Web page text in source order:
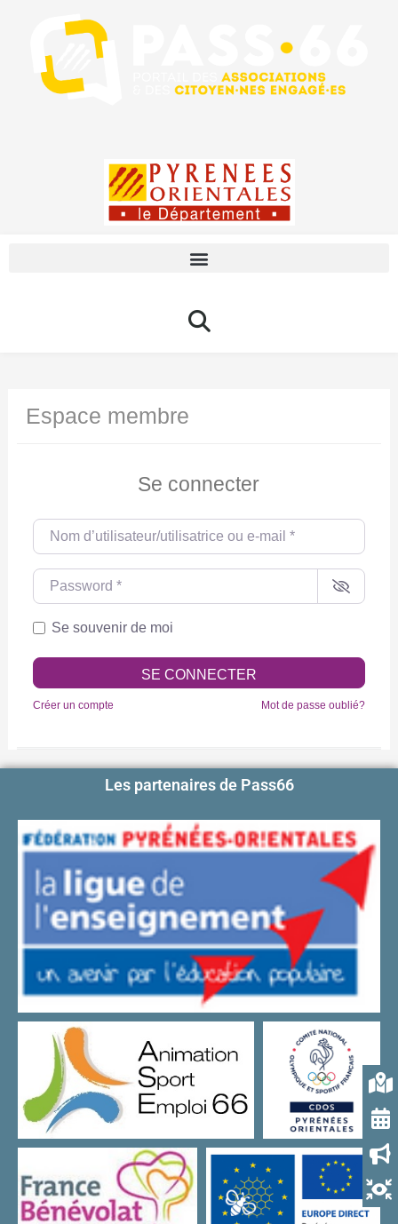
Espace membre
Se connecter
Nom d’utilisateur/utilisatrice ou e-mail
Password
Se souvenir de moi
SE CONNECTER
Créer un compte Mot de passe oublié?
Les partenaires de Pass66